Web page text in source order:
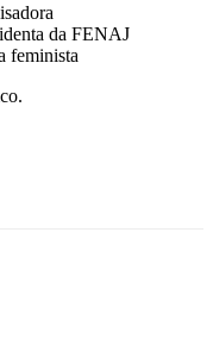
da FENAJ
feminista